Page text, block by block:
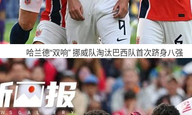
哈兰德“双响” 挪威队淘汰巴西队首次跻身八强